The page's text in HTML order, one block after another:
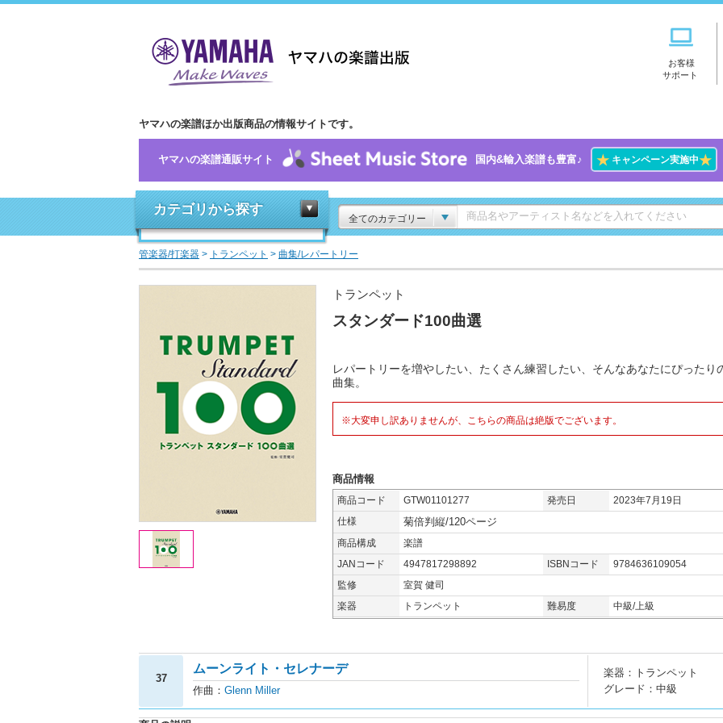
お客様
サポート
ヤマハの楽譜ほか出版商品の情報サイトです。
ヤマハの楽譜通販サイト 国内&輸入楽譜も豊富♪ ★キャンペーン実施中★
カテゴリから探す
全てのカテゴリー
管楽器/打楽器 > トランペット > 曲集/レパートリー
トランペット
スタンダード100曲選
レパートリーを増やしたい、たくさん練習したい、そんなあなたにぴったり
曲集。
※大変申し訳ありませんが、こちらの商品は絶版でございます。
商品情報
商品コード GTW01101277 発売日
2023年7月19日
仕様
菊倍判縦/120ページ
商品構成
楽譜
JANコード
4947817298892 ISBNコード
9784636109054
監修
室賀 健司
楽器
トランペット 難易度 中級/上級
37
ムーンライト・セレナーデ
作曲： Glenn Miller
楽器：トランペット
グレード：中級